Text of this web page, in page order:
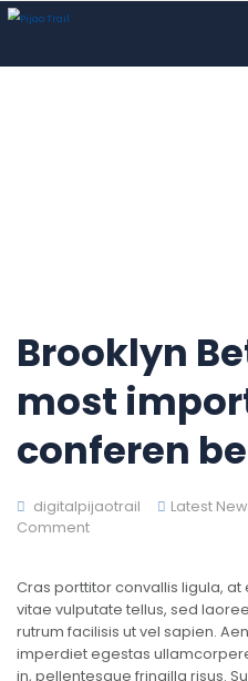
Brooklyn
most
conferen
digitalpijaotrail Latest
Comment
Cras porttitor convallis ligula,
vitae vulputate tellus, sed
rutrum facilisis ut vel sapien.
imperdiet egestas
in, pellentesque fringilla risus.